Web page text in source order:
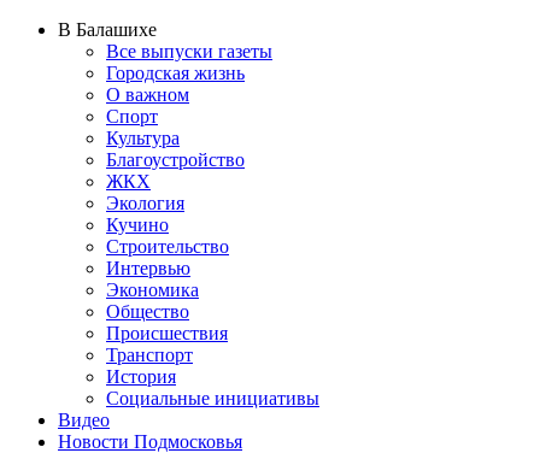
В Балашихе
Все выпуски газеты
Городская жизнь
О важном
Спорт
Культура
Благоустройство
ЖКХ
Экология
Кучино
Строительство
Интервью
Экономика
Общество
Происшествия
Транспорт
История
Социальные инициативы
Видео
Новости Подмосковья